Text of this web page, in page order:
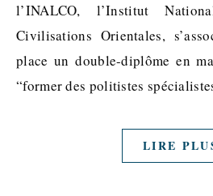
l’INALCO, l’Institut
Civilisations Orientales,
place un double-diplôme en
“former des politistes
LIRE